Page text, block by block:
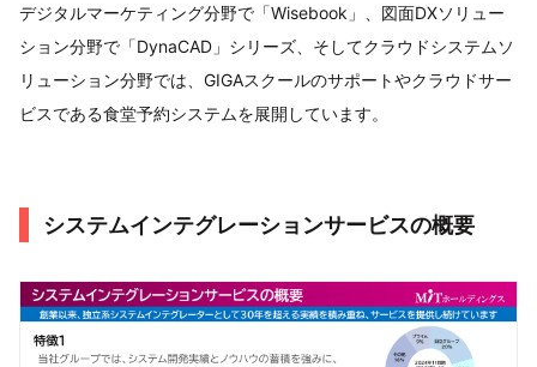
デジタルマーケティング分野で「Wisebook」、図面DXソリュー
ション分野で「DynaCAD」シリーズ、そしてクラウドシステムソ
リューション分野では、GIGAスクールのサポートやクラウドサー
ビスである食堂予約システムを展開しています。
システムインテグレーションサービスの概要